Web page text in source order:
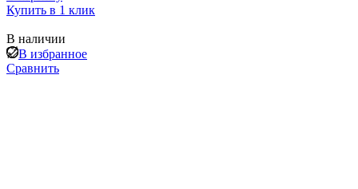
Купить в 1 клик
В наличии
В избранное
Сравнить